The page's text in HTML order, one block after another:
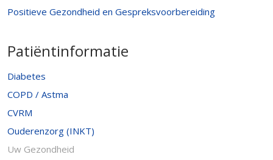
Positieve Gezondheid en Gespreksvoorbereiding
Patiëntinformatie
Diabetes
COPD / Astma
CVRM
Ouderenzorg (INKT)
Uw Gezondheid